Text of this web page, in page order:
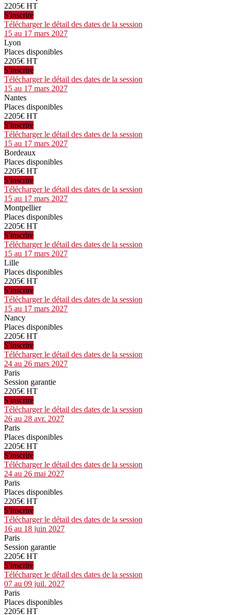
2205€ HT
S'inscrire
Télécharger le détail des dates de la session
15 au 17 mars 2027
Lyon
Places disponibles
2205€ HT
S'inscrire
Télécharger le détail des dates de la session
15 au 17 mars 2027
Nantes
Places disponibles
2205€ HT
S'inscrire
Télécharger le détail des dates de la session
15 au 17 mars 2027
Bordeaux
Places disponibles
2205€ HT
S'inscrire
Télécharger le détail des dates de la session
15 au 17 mars 2027
Montpellier
Places disponibles
2205€ HT
S'inscrire
Télécharger le détail des dates de la session
15 au 17 mars 2027
Lille
Places disponibles
2205€ HT
S'inscrire
Télécharger le détail des dates de la session
15 au 17 mars 2027
Nancy
Places disponibles
2205€ HT
S'inscrire
Télécharger le détail des dates de la session
24 au 26 mars 2027
Paris
Session garantie
2205€ HT
S'inscrire
Télécharger le détail des dates de la session
26 au 28 avr. 2027
Paris
Places disponibles
2205€ HT
S'inscrire
Télécharger le détail des dates de la session
24 au 26 mai 2027
Paris
Places disponibles
2205€ HT
S'inscrire
Télécharger le détail des dates de la session
16 au 18 juin 2027
Paris
Session garantie
2205€ HT
S'inscrire
Télécharger le détail des dates de la session
07 au 09 juil. 2027
Paris
Places disponibles
2205€ HT